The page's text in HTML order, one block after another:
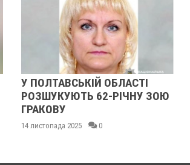
У ПОЛТАВСЬКІЙ ОБЛАСТІ
РОЗШУКУЮТЬ 62-РІЧНУ ЗОЮ
ГРАКОВУ
14 листопада 2025 0